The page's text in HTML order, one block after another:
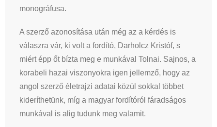
monográfusa.
A szerző azonosítása után még az a kérdés is
válaszra vár, ki volt a fordító, Darholcz Kristóf, s
miért épp őt bízta meg e munkával Tolnai. Sajnos, a
korabeli hazai viszonyokra igen jellemző, hogy az
angol szerző életrajzi adatai közül sokkal többet
kideríthetünk, míg a magyar fordítóról fáradságos
munkával is alig tudunk meg valamit.